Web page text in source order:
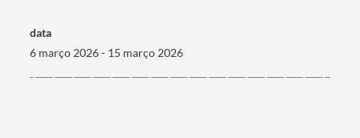
data
6 março 2026 - 15 março 2026